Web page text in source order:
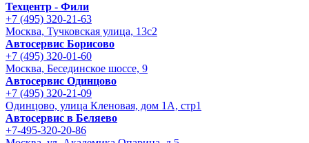
Техцентр - Фили
+7 (495) 320-21-63
Москва, Тучковская улица, 13с2
Автосервис Борисово
+7 (495) 320-01-60
Москва, Бесединское шоссе, 9
Автосервис Одинцово
+7 (495) 320-21-09
Одинцово, улица Кленовая, дом 1А, стр1
Автосервис в Беляево
+7-495-320-20-86